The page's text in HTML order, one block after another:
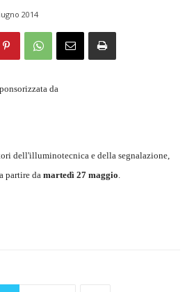
2014
da
dell'illuminotecnica e della segnalazione,
partire da martedì 27 maggio.